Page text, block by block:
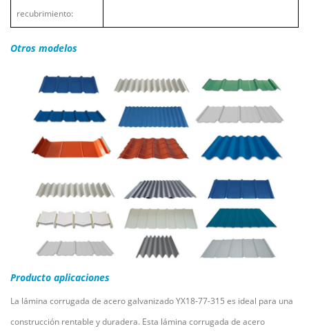
recubrimiento:
Otros modelos
Producto aplicaciones
La lámina corrugada de acero galvanizado YX18-77-315 es ideal para una
construcción rentable y duradera. Esta lámina corrugada de acero